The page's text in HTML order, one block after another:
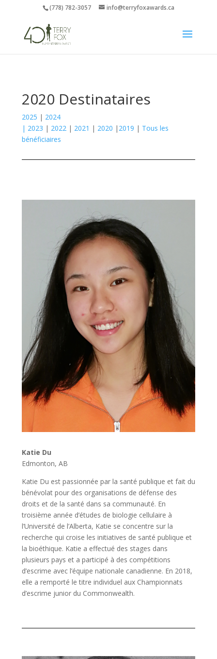
(778) 782-3057 info@terryfoxawards.ca
2020 Destinataires
2025 | 2024
| 2023 | 2022| 2021 | 2020 | 2019 | Tous les
bénéficiaires
Katie Du
Edmonton, AB
Katie Du est passionnée par la santé publique et fait du
bénévolat pour des organisations de défense des
droits et de la santé dans sa communauté. En
troisième année d’études de biologie cellulaire à
l’Université de l’Alberta, Katie se concentre sur la
recherche qui croise les initiatives de santé publique et
la bioéthique. Katie a effectué des stages dans
plusieurs pays et a participé à des compétitions
d’escrime avec l’équipe nationale canadienne. En 2018,
elle a remporté le titre individuel aux Championnats
d’escrime junior du Commonwealth.